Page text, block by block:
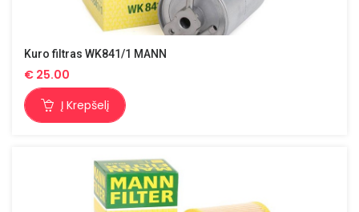
Kuro filtras WK841/1 MANN
€ 25.00
Į Krepšelį